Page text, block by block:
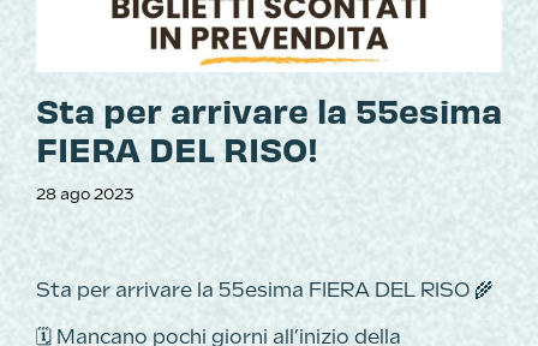
Sta per arrivare la 55esima
FIERA DEL RISO!
28 ago 2023
Sta per arrivare la 55esima FIERA DEL RISO 🌾
🗓️ Mancano pochi giorni all’inizio della